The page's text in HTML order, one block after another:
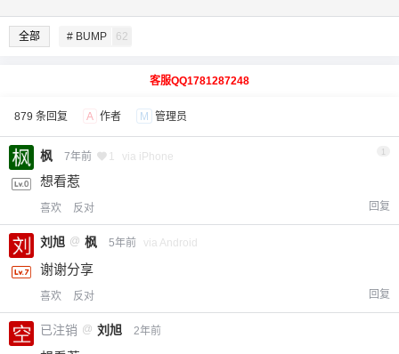
全部 # BUMP 62
客服QQ1781287248
879 条回复 A 作者 M 管理员
枫 7年前 1 via iPhone 1
想看惹
喜欢 反对 回复
刘旭 @ 枫 5年前 via Android
谢谢分享
喜欢 反对 回复
已注销 @ 刘旭 2年前